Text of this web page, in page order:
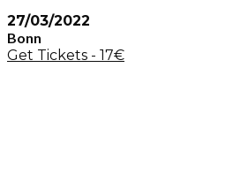
27/03/2022
Bonn
Get Tickets - 17€